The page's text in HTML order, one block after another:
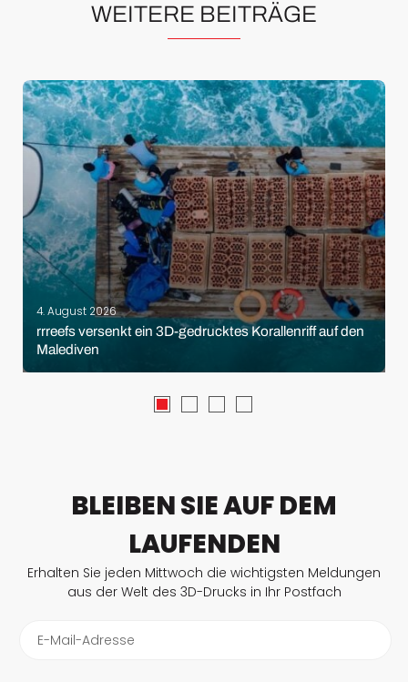
WEITERE BEITRÄGE
4. August 2026
rrreefs versenkt ein 3D-gedrucktes Korallenriff auf den
Malediven
BLEIBEN SIE AUF DEM
LAUFENDEN
Erhalten Sie jeden Mittwoch die wichtigsten Meldungen
aus der Welt des 3D-Drucks in Ihr Postfach
E-Mail-Adresse